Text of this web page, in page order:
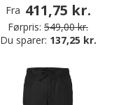
Fra 411,75 kr.
Førpris: 549,00 kr.
Du sparer: 137,25 kr.